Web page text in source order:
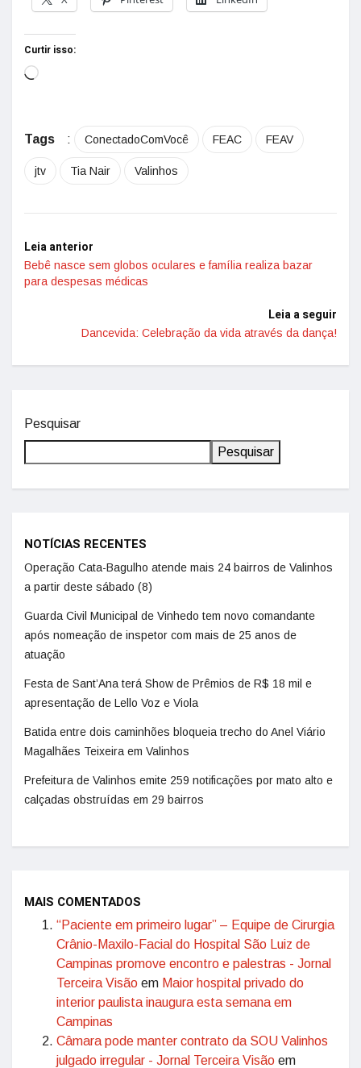
Curtir isso:
Tags : ConectadoComVocê FEAC FEAV
jtv Tia Nair Valinhos
Leia anterior
Bebê nasce sem globos oculares e família realiza bazar
para despesas médicas
Leia a seguir
Dancevida: Celebração da vida através da dança!
Pesquisar
Pesquisar
NOTÍCIAS RECENTES
Operação Cata-Bagulho atende mais 24 bairros de Valinhos
a partir deste sábado (8)
Guarda Civil Municipal de Vinhedo tem novo comandante
após nomeação de inspetor com mais de 25 anos de
atuação
Festa de Sant’Ana terá Show de Prêmios de R$ 18 mil e
apresentação de Lello Voz e Viola
Batida entre dois caminhões bloqueia trecho do Anel Viário
Magalhães Teixeira em Valinhos
Prefeitura de Valinhos emite 259 notificações por mato alto e
calçadas obstruídas em 29 bairros
MAIS COMENTADOS
“Paciente em primeiro lugar” – Equipe de Cirurgia
Crânio-Maxilo-Facial do Hospital São Luiz de
Campinas promove encontro e palestras - Jornal
Terceira Visão em Maior hospital privado do
interior paulista inaugura esta semana em
Campinas
Câmara pode manter contrato da SOU Valinhos
julgado irregular - Jornal Terceira Visão em